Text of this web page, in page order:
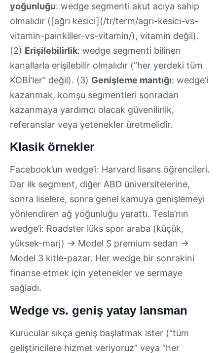
yoğunluğu: wedge segmenti akut acıya sahip
olmalıdır ([ağrı kesici](/tr/term/agri-kesici-vs-
vitamin-painkiller-vs-vitamin/), vitamin değil).
(2) Erişilebilirlik: wedge segmenti bilinen
kanallarla erişilebilir olmalıdır (“her yerdeki tüm
KOBİ’ler” değil). (3) Genişleme mantığı: wedge’i
kazanmak, komşu segmentleri sonradan
kazanmaya yardımcı olacak güvenilirlik,
referanslar veya yetenekler üretmelidir.
Klasik örnekler
Facebook’un wedge’i: Harvard lisans öğrencileri.
Dar ilk segment, diğer ABD üniversitelerine,
sonra liselere, sonra genel kamuya genişlemeyi
yönlendiren ağ yoğunluğu yarattı. Tesla’nın
wedge’i: Roadster lüks spor araba (küçük,
yüksek-marj) → Model S premium sedan →
Model 3 kitle-pazar. Her wedge bir sonrakini
finanse etmek için yetenekler ve sermaye
sağladı.
Wedge vs. geniş yatay lansman
Kurucular sıkça geniş başlatmak ister (“tüm
geliştiricilere hizmet veriyoruz” veya “her